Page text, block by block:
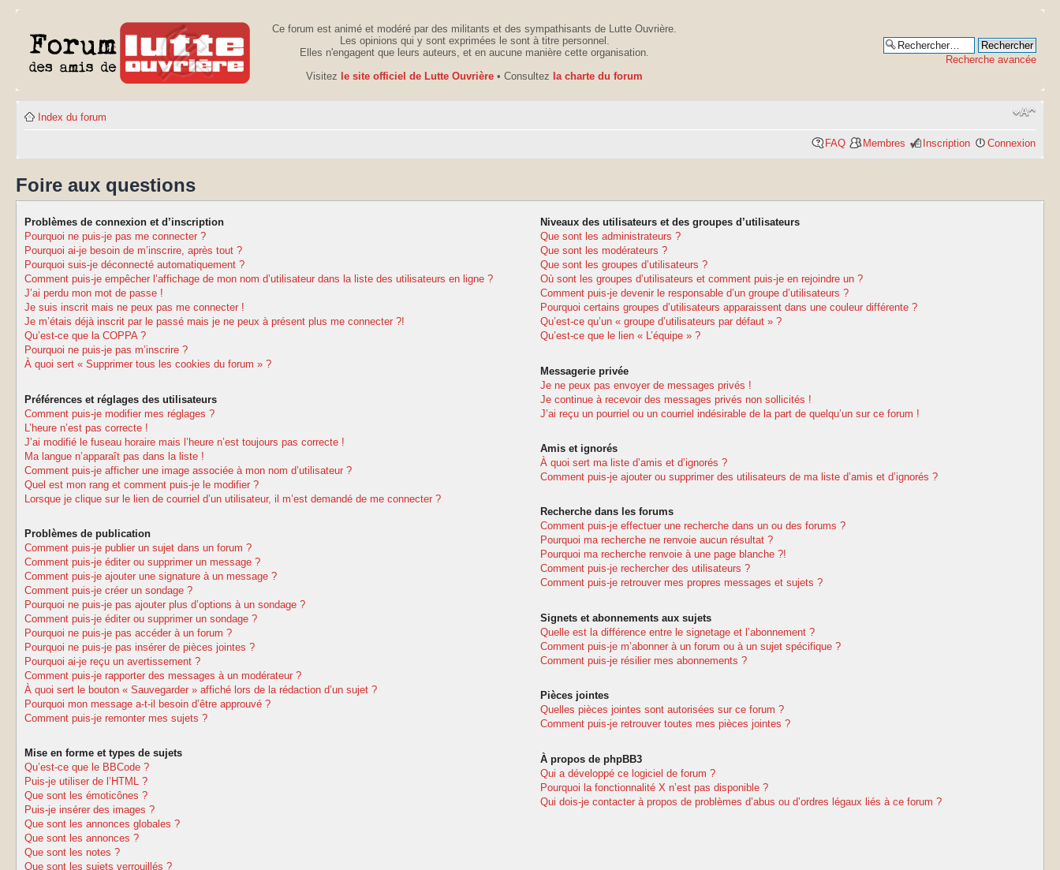
Ce forum est animé et modéré par des militants et des sympathisants de Lutte Ouvrière.
Les opinions qui y sont exprimées le sont à titre personnel.
Elles n'engagent que leurs auteurs, et en aucune manière cette organisation.
Visitez le site officiel de Lutte Ouvrière • Consultez la charte du forum
Recherche avancée
Index du forum
FAQ Membres Inscription Connexion
Foire aux questions
Problèmes de connexion et d’inscription
Pourquoi ne puis-je pas me connecter ?
Pourquoi ai-je besoin de m’inscrire, après tout ?
Pourquoi suis-je déconnecté automatiquement ?
Comment puis-je empêcher l’affichage de mon nom d’utilisateur dans la liste des utilisateurs en ligne ?
J’ai perdu mon mot de passe !
Je suis inscrit mais ne peux pas me connecter !
Je m’étais déjà inscrit par le passé mais je ne peux à présent plus me connecter ?!
Qu’est-ce que la COPPA ?
Pourquoi ne puis-je pas m’inscrire ?
À quoi sert « Supprimer tous les cookies du forum » ?
Préférences et réglages des utilisateurs
Comment puis-je modifier mes réglages ?
L’heure n’est pas correcte !
J’ai modifié le fuseau horaire mais l’heure n’est toujours pas correcte !
Ma langue n’apparaît pas dans la liste !
Comment puis-je afficher une image associée à mon nom d’utilisateur ?
Quel est mon rang et comment puis-je le modifier ?
Lorsque je clique sur le lien de courriel d’un utilisateur, il m’est demandé de me connecter ?
Problèmes de publication
Comment puis-je publier un sujet dans un forum ?
Comment puis-je éditer ou supprimer un message ?
Comment puis-je ajouter une signature à un message ?
Comment puis-je créer un sondage ?
Pourquoi ne puis-je pas ajouter plus d’options à un sondage ?
Comment puis-je éditer ou supprimer un sondage ?
Pourquoi ne puis-je pas accéder à un forum ?
Pourquoi ne puis-je pas insérer de pièces jointes ?
Pourquoi ai-je reçu un avertissement ?
Comment puis-je rapporter des messages à un modérateur ?
À quoi sert le bouton « Sauvegarder » affiché lors de la rédaction d’un sujet ?
Pourquoi mon message a-t-il besoin d’être approuvé ?
Comment puis-je remonter mes sujets ?
Mise en forme et types de sujets
Qu’est-ce que le BBCode ?
Puis-je utiliser de l’HTML ?
Que sont les émoticônes ?
Puis-je insérer des images ?
Que sont les annonces globales ?
Que sont les annonces ?
Que sont les notes ?
Que sont les sujets verrouillés ?
Niveaux des utilisateurs et des groupes d’utilisateurs
Que sont les administrateurs ?
Que sont les modérateurs ?
Que sont les groupes d’utilisateurs ?
Où sont les groupes d’utilisateurs et comment puis-je en rejoindre un ?
Comment puis-je devenir le responsable d’un groupe d’utilisateurs ?
Pourquoi certains groupes d’utilisateurs apparaissent dans une couleur différente ?
Qu’est-ce qu’un « groupe d’utilisateurs par défaut » ?
Qu’est-ce que le lien « L’équipe » ?
Messagerie privée
Je ne peux pas envoyer de messages privés !
Je continue à recevoir des messages privés non sollicités !
J’ai reçu un pourriel ou un courriel indésirable de la part de quelqu’un sur ce forum !
Amis et ignorés
À quoi sert ma liste d’amis et d’ignorés ?
Comment puis-je ajouter ou supprimer des utilisateurs de ma liste d’amis et d’ignorés ?
Recherche dans les forums
Comment puis-je effectuer une recherche dans un ou des forums ?
Pourquoi ma recherche ne renvoie aucun résultat ?
Pourquoi ma recherche renvoie à une page blanche ?!
Comment puis-je rechercher des utilisateurs ?
Comment puis-je retrouver mes propres messages et sujets ?
Signets et abonnements aux sujets
Quelle est la différence entre le signetage et l’abonnement ?
Comment puis-je m’abonner à un forum ou à un sujet spécifique ?
Comment puis-je résilier mes abonnements ?
Pièces jointes
Quelles pièces jointes sont autorisées sur ce forum ?
Comment puis-je retrouver toutes mes pièces jointes ?
À propos de phpBB3
Qui a développé ce logiciel de forum ?
Pourquoi la fonctionnalité X n’est pas disponible ?
Qui dois-je contacter à propos de problèmes d’abus ou d’ordres légaux liés à ce forum ?